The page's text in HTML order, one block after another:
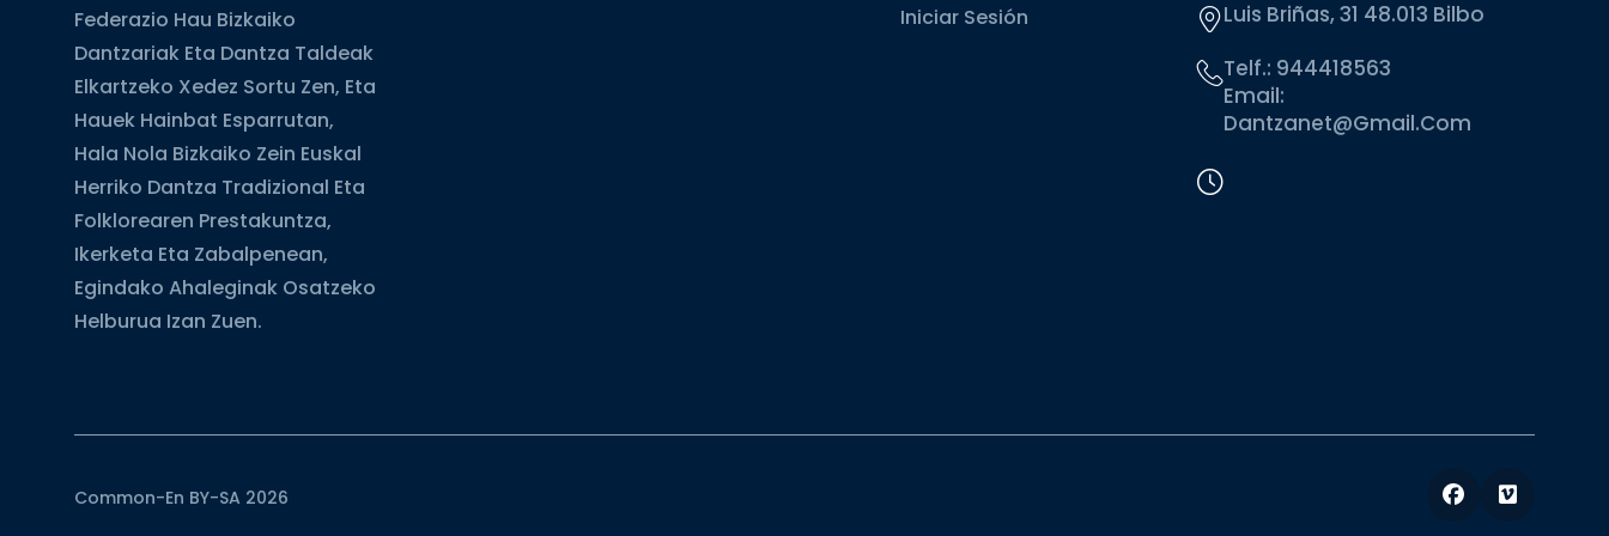
Federazio Hau Bizkaiko
Dantzariak Eta Dantza Taldeak
Elkartzeko Xedez Sortu Zen, Eta
Hauek Hainbat Esparrutan,
Hala Nola Bizkaiko Zein Euskal
Herriko Dantza Tradizional Eta
Folklorearen Prestakuntza,
Ikerketa Eta Zabalpenean,
Egindako Ahaleginak Osatzeko
Helburua Izan Zuen.
Iniciar Sesión
Luis Briñas, 31 48.013 Bilbo
Telf.: 944418563
Email:
Dantzanet@gmail.com
Common-En BY-SA 2026 Facebook
Vimeo